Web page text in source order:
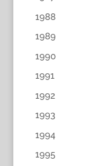
1988
1989
1990
1991
1992
1993
1994
1995